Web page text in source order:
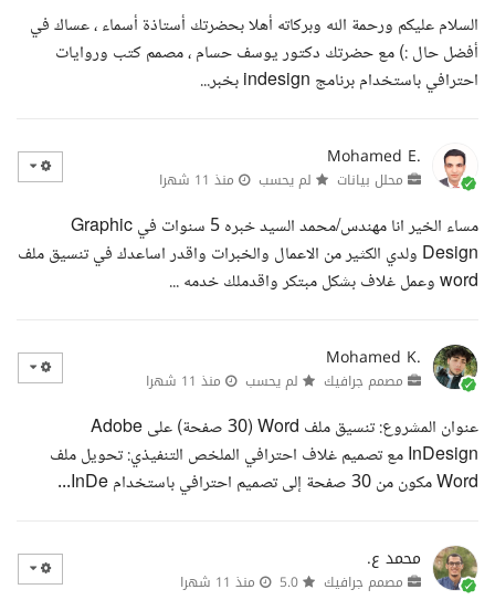
السلام عليكم ورحمة الله وبركاته أهلا بحضرتك أستاذة أسماء ، عساك في
أفضل حال :) مع حضرتك دكتور يوسف حسام ، مصمم كتب وروايات
احترافي باستخدام برنامج indesign بخبر...
Mohamed E.
محلل بيانات لم يحسب منذ 11 شهرا
مساء الخير انا مهندس/محمد السيد خبره 5 سنوات في Graphic
Design ولدي الكثير من الاعمال والخبرات واقدر اساعدك في تنسيق ملف
word وعمل غلاف بشكل مبتكر واقدملك خدمه ...
Mohamed K.
مصمم جرافيك لم يحسب منذ 11 شهرا
عنوان المشروع: تنسيق ملف Word (30 صفحة) على Adobe
InDesign مع تصميم غلاف احترافي الملخص التنفيذي: تحويل ملف
Word مكون من 30 صفحة إلى تصميم احترافي باستخدام InDe...
محمد ع.
مصمم جرافيك منذ 11 شهرا